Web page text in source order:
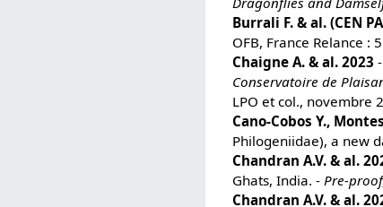
Burrali F. & al. (CEN
OFB, France Relance :
Chaigne A. & al. 2023 -
Conservatoire de
LPO et col., novembre
Cano-Cobos Y.,
Philogeniidae), a new
Chandran A.V. & al.
Ghats, India. - Pre-
Chandran A.V. & al.